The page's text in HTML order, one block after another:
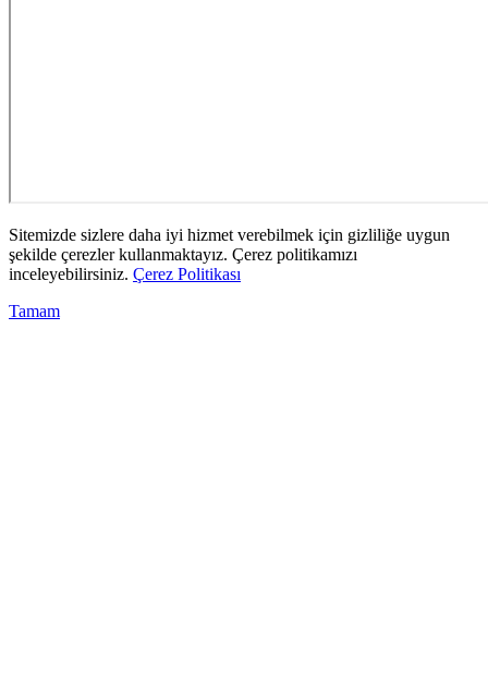
Sitemizde sizlere daha iyi hizmet verebilmek için gizliliğe uygun
şekilde çerezler kullanmaktayız. Çerez politikamızı
inceleyebilirsiniz. Çerez Politikası
Tamam